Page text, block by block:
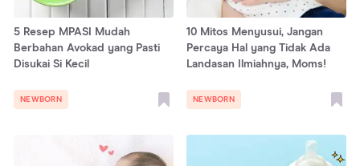
5 Resep MPASI Mudah
Berbahan Avokad yang Pasti
Disukai Si Kecil
NEWBORN
10 Mitos Menyusui, Jangan
Percaya Hal yang Tidak Ada
Landasan Ilmiahnya, Moms!
NEWBORN